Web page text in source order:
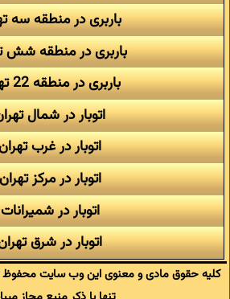
باربری در منطقه سه
باربری در منطقه شش
باربری در منطقه 22 تهران
اتوبار در شمال
اتوبار در غرب
اتوبار در مرکز
اتوبار در شمیرانات
اتوبار در شرق
کلیه حقوق مادی و معنوی این وب سایت محفوظ